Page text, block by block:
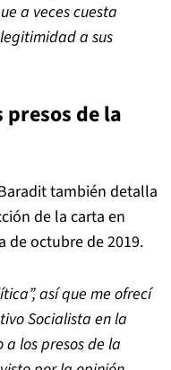
a veces cuesta
a sus
de la
también detalla
de la carta en
de octubre de 2019.
”, así que me ofrecí
Socialista en la
los presos de la